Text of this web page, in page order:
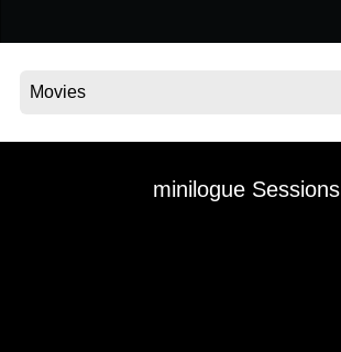
Acerca de KORG
minilogue Sessions